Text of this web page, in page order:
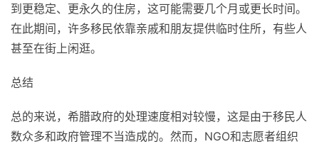
到更稳定、更永久的住房，这可能需要几个月或更长时间。
在此期间，许多移民依靠亲戚和朋友提供临时住所，有些人
甚至在街上闲逛。
总结
总的来说，希腊政府的处理速度相对较慢，这是由于移民人
数众多和政府管理不当造成的。然而，NGO和志愿者组织